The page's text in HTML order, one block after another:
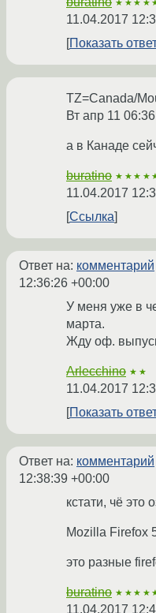
11.04.2017
Показать
TZ=Canada/
Вт апр 11
а в Канаде
buratino
11.04.2017
Ссылка
Ответ на: комментарий
12:36:26 +00:00
У меня уже в
марта.
Жду оф.
Arlecchino ★★
11.04.2017
Показать
Ответ на: комментарий
12:38:39 +00:00
кстати, чё это
Mozilla Firefox
это разные
buratino
11.04.2017